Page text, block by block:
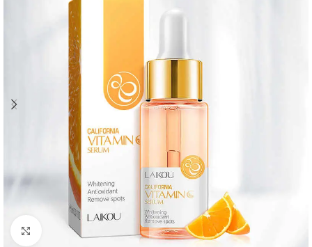
Click to enlarge